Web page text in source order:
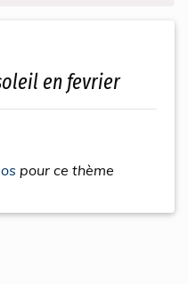
en fevrier
pour ce thème